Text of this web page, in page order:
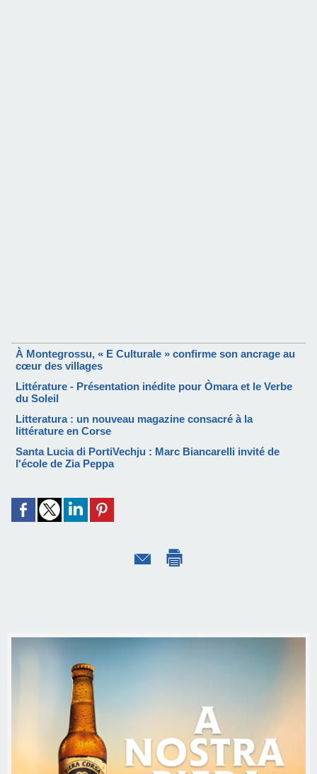
À Montegrossu, « E Culturale » confirme son ancrage au
cœur des villages
Littérature - Présentation inédite pour Òmara et le Verbe
du Soleil
Litteratura : un nouveau magazine consacré à la
littérature en Corse
Santa Lucia di PortiVechju : Marc Biancarelli invité de
l'école de Zia Peppa